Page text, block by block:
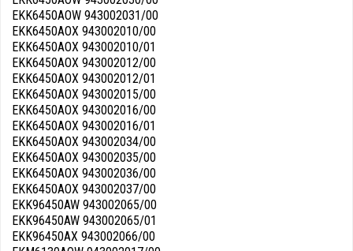
EKK6450AOW 943002031/00
EKK6450AOX 943002010/00
EKK6450AOX 943002010/01
EKK6450AOX 943002012/00
EKK6450AOX 943002012/01
EKK6450AOX 943002015/00
EKK6450AOX 943002016/00
EKK6450AOX 943002016/01
EKK6450AOX 943002034/00
EKK6450AOX 943002035/00
EKK6450AOX 943002036/00
EKK6450AOX 943002037/00
EKK96450AW 943002065/00
EKK96450AW 943002065/01
EKK96450AX 943002066/00